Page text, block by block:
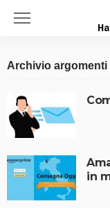
Archivio argomenti
in